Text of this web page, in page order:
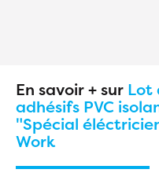
En savoir + sur Lot
adhésifs PVC
"Spécial
Work